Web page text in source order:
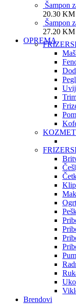
Šampon
20.30 KM
Šampon
27.20 KM
OPREMA
Brendovi